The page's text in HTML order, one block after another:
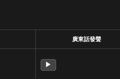
廣東話發聲
▶